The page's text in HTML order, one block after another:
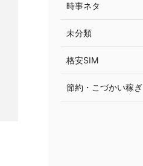
時事ネタ
未分類
格安SIM
節約・こづかい稼ぎ